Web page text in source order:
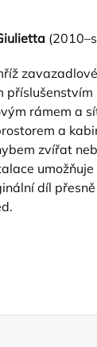
rámem a
a
zvířat
díl